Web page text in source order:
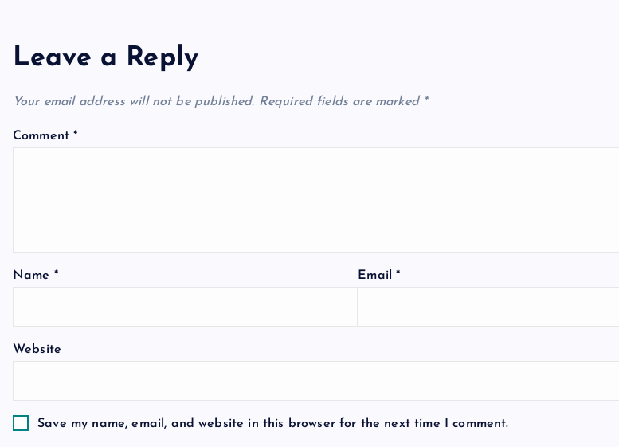
n
a
v
a
i
o
Leave a Reply
Your email address will not be published. Required fields are marked *
Comment*
Name * Email*
Website
Save my name, email, and website in this browser for the next time I comment.